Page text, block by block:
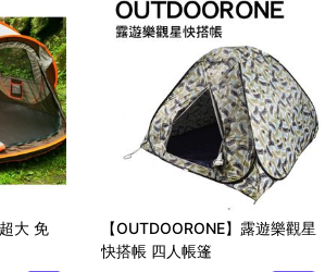
大 免
【OUTDOORONE】露遊樂觀星
快搭帳 四人帳篷